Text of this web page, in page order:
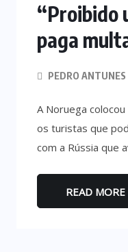
“Proibido
paga
PEDRO ANTUNES
A Noruega
os turistas que
com a Rússia que
READ MORE